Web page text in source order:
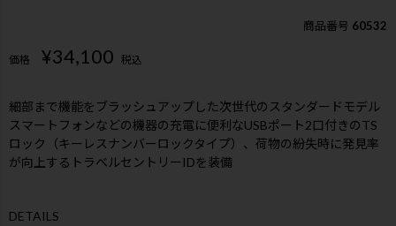
商品番号 60532
価格 ¥34,100 税込
細部まで機能をブラッシュアップした次世代のスタンダードモデル
スマートフォンなどの機器の充電に便利なUSBポート2口付きのTS
ロック（キーレスナンバーロックタイプ）、荷物の紛失時に発見率
が向上するトラベルセントリーIDを装備
DETAILS